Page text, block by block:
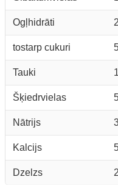
Ogļhidrāti
tostarp cukuri
Tauki
Šķiedrvielas
Nātrijs
Kalcijs
Dzelzs